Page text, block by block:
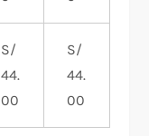
S/
44.
00
S/
44.
00